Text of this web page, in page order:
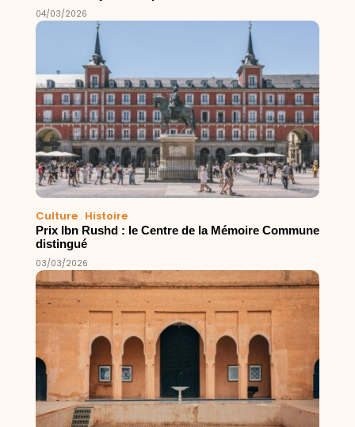
04/03/2026
Culture. Histoire
Prix Ibn Rushd : le Centre de la Mémoire Commune
distingué
03/03/2026